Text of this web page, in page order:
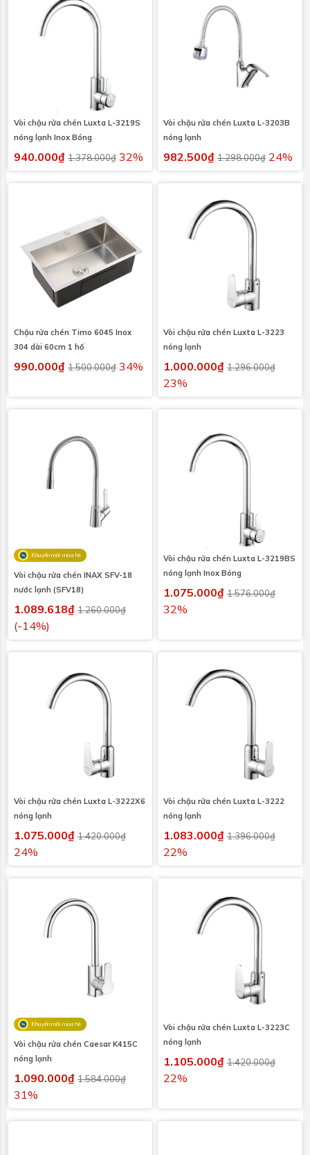
Vòi chậu rửa chén Luxta L-3219S
nóng lạnh Inox Bóng
940.000₫ 1.378.000₫ 32%
Vòi chậu rửa chén Luxta L-3203B
nóng lạnh
982.500₫ 1.298.000₫ 24%
Chậu rửa chén Timo 6045 Inox
304 dài 60cm 1 hố
990.000₫ 1.500.000₫ 34%
Vòi chậu rửa chén Luxta L-3223
nóng lạnh
1.000.000₫ 1.296.000₫
23%
Khuyến mãi mùa hè
Vòi chậu rửa chén INAX SFV-18
nước lạnh (SFV18)
1.089.618₫ 1.260.000₫
(-14%)
Vòi chậu rửa chén Luxta L-3219BS
nóng lạnh Inox Bóng
1.075.000₫ 1.576.000₫
32%
Vòi chậu rửa chén Luxta L-3222X6
nóng lạnh
1.075.000₫ 1.420.000₫
24%
Vòi chậu rửa chén Luxta L-3222
nóng lạnh
1.083.000₫ 1.396.000₫
22%
Khuyến mãi mùa hè
Vòi chậu rửa chén Caesar K415C
nóng lạnh
1.090.000₫ 1.584.000₫
31%
Vòi chậu rửa chén Luxta L-3223C
nóng lạnh
1.105.000₫ 1.420.000₫
22%